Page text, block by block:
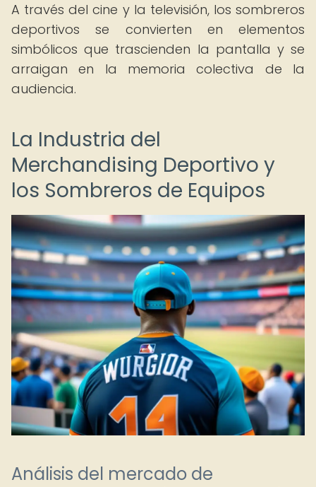
A través del cine y la televisión, los sombreros
deportivos se convierten en elementos
simbólicos que trascienden la pantalla y se
arraigan en la memoria colectiva de la
audiencia.
La Industria del
Merchandising Deportivo y
los Sombreros de Equipos
Análisis del mercado de